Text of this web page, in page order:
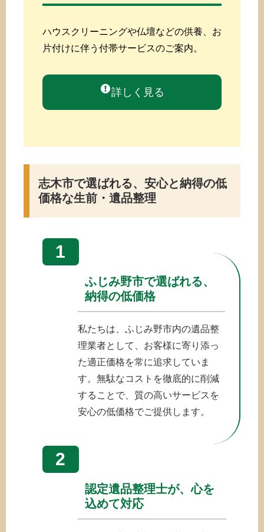
ハウスクリーニングや仏壇などの供養、お
片付けに伴う付帯サービスのご案内。
詳しく見る
志木市で選ばれる、安心と納得の低
価格な生前・遺品整理
1
ふじみ野市で選ばれる、
納得の低価格
私たちは、ふじみ野市内の遺品整
理業者として、お客様に寄り添っ
た適正価格を常に追求していま
す。無駄なコストを徹底的に削減
することで、質の高いサービスを
安心の低価格でご提供します。
2
認定遺品整理士が、心を
込めて対応